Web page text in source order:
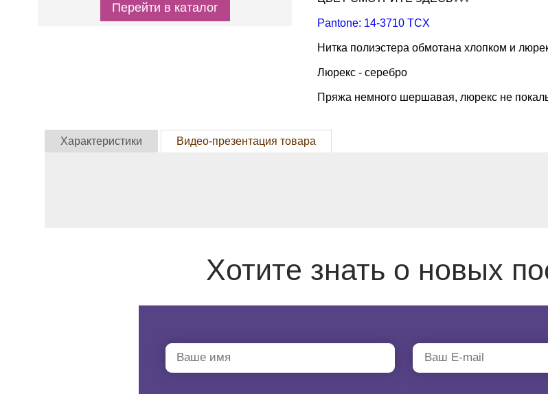
Перейти в каталог
Pantone: 14-3710 TCX
Нитка полиэстера обмотана хлопком и
Люрекс - серебро
Пряжа немного шершавая, люрекс не
Характеристики Видео-презентация товара
Хотите знать о новых